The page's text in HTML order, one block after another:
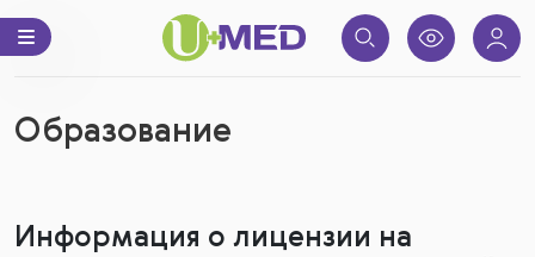
Образование
Информация о лицензии на